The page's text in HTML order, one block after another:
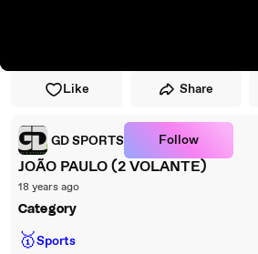
Like Share
GD SPORTS Follow
JOÃO PAULO (2 VOLANTE)
18 years ago
Category
🥇Sports